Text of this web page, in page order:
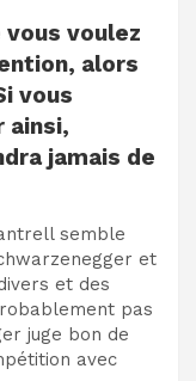
voulez
alors
vous
ainsi,
jamais de
semble
et
et des
pas
juge bon de
avec